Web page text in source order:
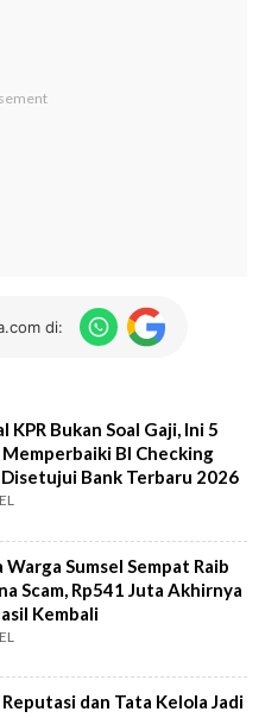
di:
KPR Bukan Soal Gaji, Ini 5
Memperbaiki BI Checking
Disetujui Bank Terbaru 2026
Warga Sumsel Sempat Raib
Scam, Rp541 Juta Akhirnya
Kembali
Reputasi dan Tata Kelola Jadi